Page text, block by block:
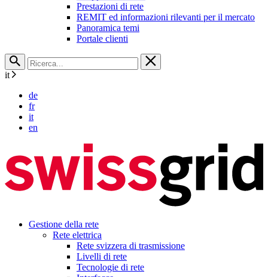
Prestazioni di rete
REMIT ed informazioni rilevanti per il mercato
Panoramica temi
Portale clienti
it
de
fr
it
en
Gestione della rete
Rete elettrica
Rete svizzera di trasmissione
Livelli di rete
Tecnologie di rete